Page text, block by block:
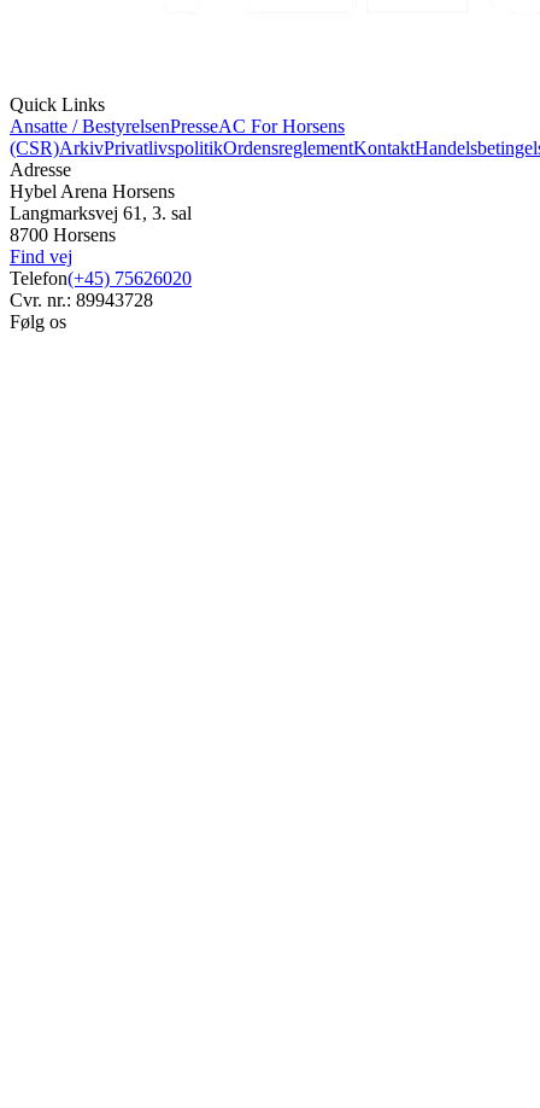
Quick Links
Ansatte / BestyrelsenPresseAC For Horsens
(CSR)ArkivPrivatlivspolitikOrdensreglementKontakt
Adresse
Hybel Arena Horsens
Langmarksvej 61, 3. sal
8700 Horsens
Find vej
Telefon(+45) 75626020
Cvr. nr.: 89943728
Følg os